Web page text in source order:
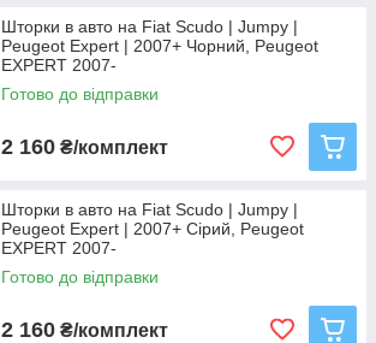
Шторки в авто на Fiat Scudo | Jumpy |
Peugeot Expert | 2007+ Чорний, Peugeot
EXPERT 2007-
Готово до відправки
2 160 ₴/комплект
Шторки в авто на Fiat Scudo | Jumpy |
Peugeot Expert | 2007+ Сірий, Peugeot
EXPERT 2007-
Готово до відправки
2 160 ₴/комплект